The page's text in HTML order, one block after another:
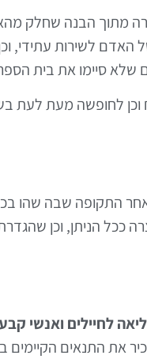
מתוך הבנה שחלק
לשירות עתידי,
שלא סיימו את בית
זכאים לביקור של בני משפחה כל 14 יום, לקנטינה יומית
התקופה שבה שהו
ככל הניתן, וכן
לחיילים ואנשי
את התנאים הקיימים